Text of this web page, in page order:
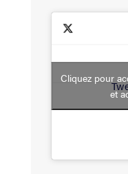
Cliquez pour
et